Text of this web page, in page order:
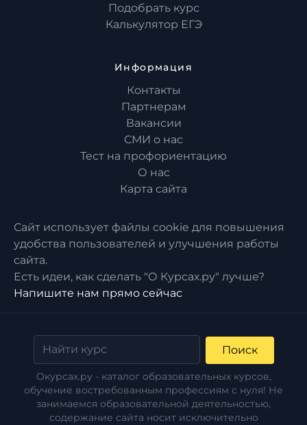
Подобрать курс
Калькулятор ЕГЭ
Информация
Контакты
Партнерам
Вакансии
СМИ о нас
Тест на профориентацию
О нас
Карта сайта
Сайт использует файлы cookie для повышения
удобства пользователей и улучшения работы
сайта.
Есть идеи, как сделать "О Курсах.ру" лучше?
Напишите нам прямо сейчас
Поиск
Окурсах.ру - каталог образовательных курсов,
обучение востребованным профессиям с нуля! Не
занимаемся образовательной деятельностью,
содержание сайта носит исключительно